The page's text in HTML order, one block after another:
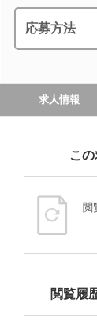
応募方法
求人情報
こ
閲
閲覧履